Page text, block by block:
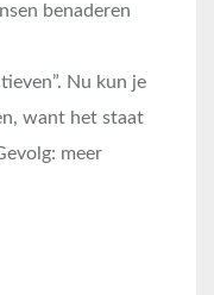
benaderen
Nu kun je
want het staat
meer